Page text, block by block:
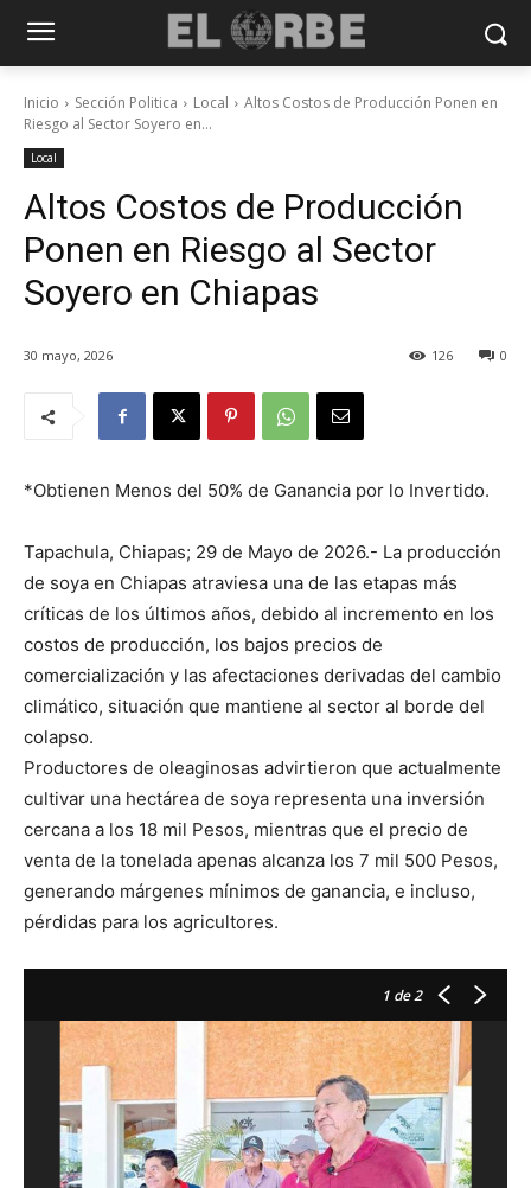
Inicio Sección Politica Local
Altos Costos de Producción Ponen en
Riesgo al Sector Soyero en...
Local
Altos Costos de Producción
Ponen en Riesgo al Sector
Soyero en Chiapas
30 mayo, 2026 0
126
*Obtienen Menos del 50% de Ganancia por lo Invertido.
Tapachula, Chiapas; 29 de Mayo de 2026.- La producción
de soya en Chiapas atraviesa una de las etapas más
críticas de los últimos años, debido al incremento en los
costos de producción, los bajos precios de
comercialización y las afectaciones derivadas del cambio
climático, situación que mantiene al sector al borde del
colapso.
Productores de oleaginosas advirtieron que actualmente
cultivar una hectárea de soya representa una inversión
cercana a los 18 mil Pesos, mientras que el precio de
venta de la tonelada apenas alcanza los 7 mil 500 Pesos,
generando márgenes mínimos de ganancia, e incluso,
pérdidas para los agricultores.
1 de 2